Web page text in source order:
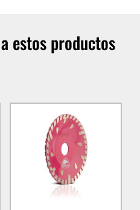
estos productos